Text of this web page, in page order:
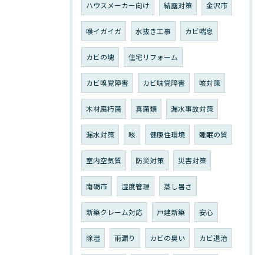
ハウスメーカー向け 結露対策 金沢市
喉イガイガ 水抜き工事 カビ喘息
カビの塊 住宅リフォーム
カビ嗅覚障害 カビ味覚障害 咳対策
木材腐朽菌 真菌類 漏水事故対策
漏水対策 咳 健康住環境 睡眠の質
室内空気質 防災対策 災害対策
南砺市 湿度管理 蒸し暑さ
新築クレーム対応 戸建新築 安心
除湿 雨漏り カビの臭い カビ退治